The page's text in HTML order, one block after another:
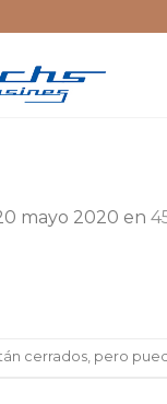
mayo 2020 en
cerrados, pero